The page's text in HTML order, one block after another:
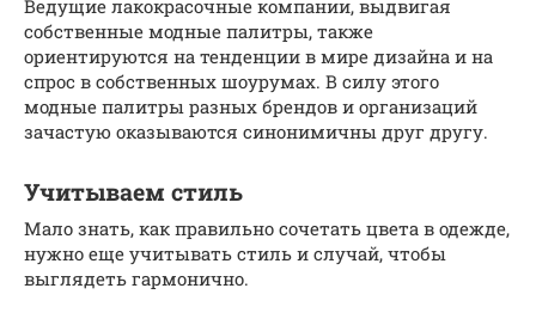
Ведущие лакокрасочные компании, выдвигая
собственные модные палитры, также
ориентируются на тенденции в мире дизайна и на
спрос в собственных шоурумах. В силу этого
модные палитры разных брендов и организаций
зачастую оказываются синонимичны друг другу.
Учитываем стиль
Мало знать, как правильно сочетать цвета в одежде,
нужно еще учитывать стиль и случай, чтобы
выглядеть гармонично.